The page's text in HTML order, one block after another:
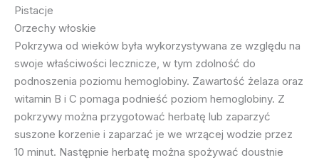
Pistacje
Orzechy włoskie
Pokrzywa od wieków była wykorzystywana ze względu na
swoje właściwości lecznicze, w tym zdolność do
podnoszenia poziomu hemoglobiny. Zawartość żelaza oraz
witamin B i C pomaga podnieść poziom hemoglobiny. Z
pokrzywy można przygotować herbatę lub zaparzyć
suszone korzenie i zaparzać je we wrzącej wodzie przez
10 minut. Następnie herbatę można spożywać doustnie